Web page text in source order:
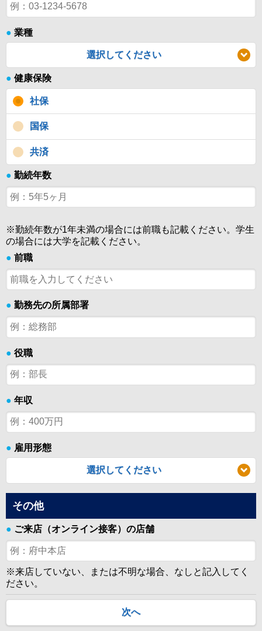
● 業種
選択してください
● 健康保険
社保
国保
共済
● 勤続年数
※勤続年数が1年未満の場合には前職も記載ください。学生
の場合には大学を記載ください。
● 前職
● 勤務先の所属部署
● 役職
● 年収
● 雇用形態
選択してください
その他
● ご来店（オンライン接客）の店舗
※来店していない、または不明な場合、なしと記入してく
ださい。
次へ